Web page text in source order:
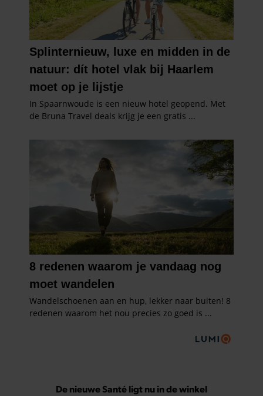
De nieuwe Santé ligt nu in de winkel